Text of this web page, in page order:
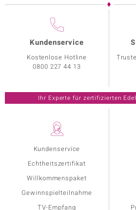
Kundenservice
Echtheitszertifikat
Willkommenspaket
Gewinnspielteilnahme
TV-Empfang
Kundenservice
Kostenlose Hotline
0800 227 44 13
Ihr Experte für zertifizierten